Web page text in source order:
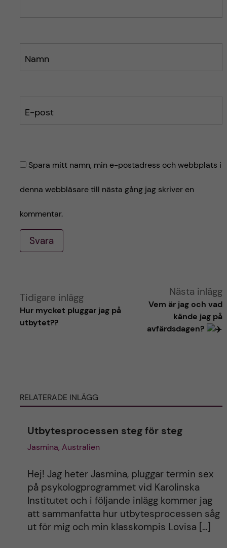
Namn
E-post
Spara mitt namn, min e-postadress och webbplats i
denna webbläsare till nästa gång jag skriver en
kommentar.
Svara
n
Tidigare inlägg
Hur mycket pluggar jag på
utbytet??
Nästa inlägg
Vem är jag och vad
kände jag på
avfärdsdagen?
RELATERADE INLÄGG
Utbytesprocessen steg för steg
Jasmina, Australien
Hej! Jag heter Jasmina, pluggar termin sex
på psykologprogrammet vid Karolinska
Institutet och i följande inlägg kommer jag
att sammanfatta hur utbytesprocessen såg
ut för mig och min klasskompis Lovisa […]